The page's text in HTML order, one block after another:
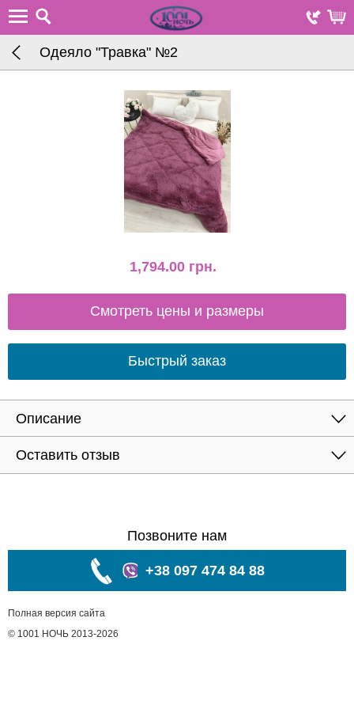
Одеяло "Травка" №2
1,794.00 грн.
Смотреть цены и размеры
Быстрый заказ
Описание
Оставить отзыв
Позвоните нам
+38 097 474 84 88
Полная версия сайта
© 1001 НОЧЬ 2013-2026